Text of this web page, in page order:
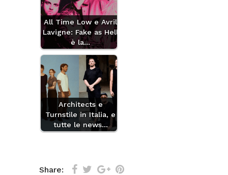
All Time Low e Avril
Lavigne: Fake as Hell
è la…
Architects e
Turnstile in Italia, e
tutte le news…
Share: